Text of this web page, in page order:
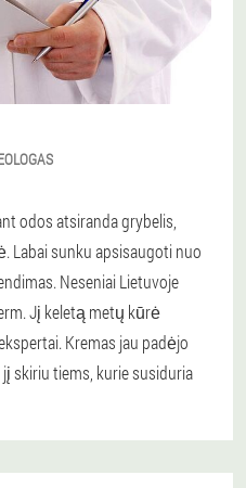
odos atsiranda grybelis,
Labai sunku apsisaugoti nuo
Neseniai Lietuvoje
Jį keletą metų kūrė
Kremas jau padėjo
skiriu tiems, kurie susiduria